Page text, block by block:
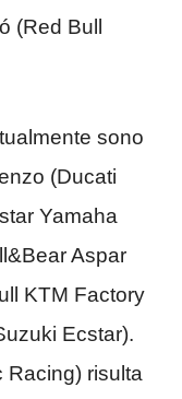
(Red Bull
sono
(Ducati
Yamaha
Aspar
KTM Factory
Ecstar).
Racing) risulta